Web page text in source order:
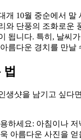
개 10월 중순에서 말
와 단풍의 조화로운
됩니다. 특히, 날씨
름다운 경치를 만날
생샷을 남기고 싶다
하세요: 아침이나 저
아름다운 사진을 얻